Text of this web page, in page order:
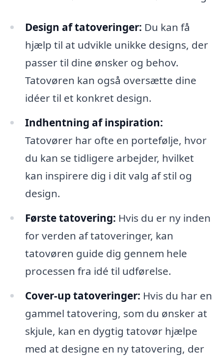
Design af tatoveringer: Du kan få
hjælp til at udvikle unikke designs, der
passer til dine ønsker og behov.
Tatovøren kan også oversætte dine
idéer til et konkret design.
Indhentning af inspiration:
Tatovører har ofte en portefølje, hvor
du kan se tidligere arbejder, hvilket
kan inspirere dig i dit valg af stil og
design.
Første tatovering: Hvis du er ny inden
for verden af tatoveringer, kan
tatovøren guide dig gennem hele
processen fra idé til udførelse.
Cover-up tatoveringer: Hvis du har en
gammel tatovering, som du ønsker at
skjule, kan en dygtig tatovør hjælpe
med at designe en ny tatovering, der